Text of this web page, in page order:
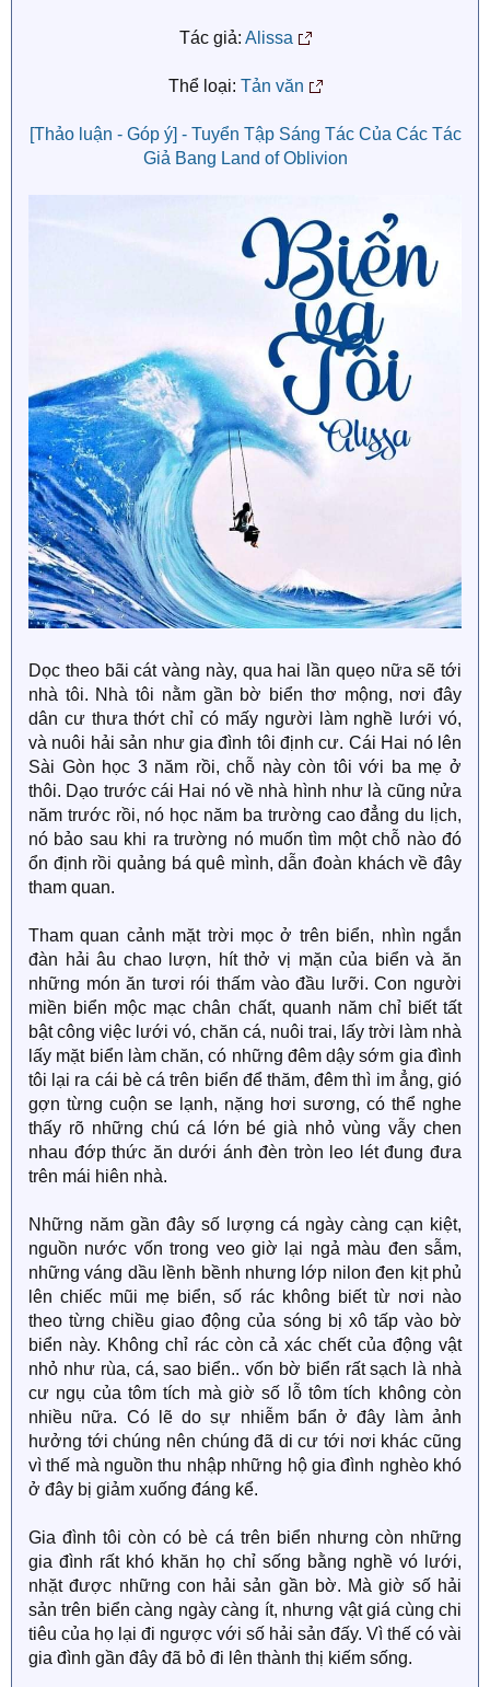
Tác giả: Alissa
Thể loại: Tản văn
[Thảo luận - Góp ý] - Tuyển Tập Sáng Tác Của Các Tác
Giả Bang Land of Oblivion
Dọc theo bãi cát vàng này, qua hai lần quẹo nữa sẽ tới
nhà tôi. Nhà tôi nằm gần bờ biển thơ mộng, nơi đây
dân cư thưa thớt chỉ có mấy người làm nghề lưới vó,
và nuôi hải sản như gia đình tôi định cư. Cái Hai nó lên
Sài Gòn học 3 năm rồi, chỗ này còn tôi với ba mẹ ở
thôi. Dạo trước cái Hai nó về nhà hình như là cũng nửa
năm trước rồi, nó học năm ba trường cao đẳng du lịch,
nó bảo sau khi ra trường nó muốn tìm một chỗ nào đó
ổn định rồi quảng bá quê mình, dẫn đoàn khách về đây
tham quan.
Tham quan cảnh mặt trời mọc ở trên biển, nhìn ngắn
đàn hải âu chao lượn, hít thở vị mặn của biển và ăn
những món ăn tươi rói thấm vào đầu lưỡi. Con người
miền biển mộc mạc chân chất, quanh năm chỉ biết tất
bật công việc lưới vó, chăn cá, nuôi trai, lấy trời làm nhà
lấy mặt biển làm chăn, có những đêm dậy sớm gia đình
tôi lại ra cái bè cá trên biển để thăm, đêm thì im ẳng, gió
gợn từng cuộn se lạnh, nặng hơi sương, có thể nghe
thấy rõ những chú cá lớn bé già nhỏ vùng vẫy chen
nhau đớp thức ăn dưới ánh đèn tròn leo lét đung đưa
trên mái hiên nhà.
Những năm gần đây số lượng cá ngày càng cạn kiệt,
nguồn nước vốn trong veo giờ lại ngả màu đen sẫm,
những váng dầu lềnh bềnh nhưng lớp nilon đen kịt phủ
lên chiếc mũi mẹ biển, số rác không biết từ nơi nào
theo từng chiều giao động của sóng bị xô tấp vào bờ
biển này. Không chỉ rác còn cả xác chết của động vật
nhỏ như rùa, cá, sao biển.. vốn bờ biển rất sạch là nhà
cư ngụ của tôm tích mà giờ số lỗ tôm tích không còn
nhiều nữa. Có lẽ do sự nhiễm bẩn ở đây làm ảnh
hưởng tới chúng nên chúng đã di cư tới nơi khác cũng
vì thế mà nguồn thu nhập những hộ gia đình nghèo khó
ở đây bị giảm xuống đáng kể.
Gia đình tôi còn có bè cá trên biển nhưng còn những
gia đình rất khó khăn họ chỉ sống bằng nghề vó lưới,
nhặt được những con hải sản gần bờ. Mà giờ số hải
sản trên biển càng ngày càng ít, nhưng vật giá cùng chi
tiêu của họ lại đi ngược với số hải sản đấy. Vì thế có vài
gia đình gần đây đã bỏ đi lên thành thị kiếm sống.